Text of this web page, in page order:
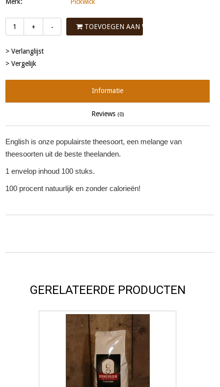
Merk:
Pickwick
+ - TOEVOEGEN AAN WINKELWAGEN
> Verlanglijst
> Vergelijk
Informatie
Reviews (0)
English is onze populairste theesoort, een melange van
theesoorten uit de beste theelanden.
1 envelop inhoud 100 stuks.
100 procent natuurlijk en zonder calorieën!
GERELATEERDE PRODUCTEN